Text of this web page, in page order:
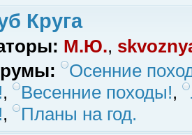
Круга
М.Ю.,
Осенние
, Весенние походы!,
, Планы на год.